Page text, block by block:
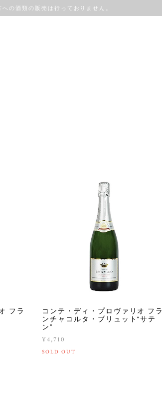
への酒類の販売は行っておりません。
フラ
コンテ・ディ・プロヴァリオ フラ
ンチャコルタ・ブリュット“サテ
ン”
¥4,710
SOLD OUT